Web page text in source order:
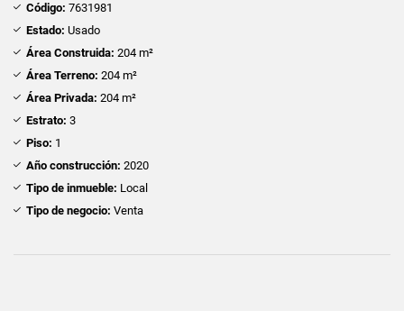
Código: 7631981
Estado: Usado
Área Construida: 204 m²
Área Terreno: 204 m²
Área Privada: 204 m²
Estrato: 3
Piso: 1
Año construcción: 2020
Tipo de inmueble: Local
Tipo de negocio: Venta